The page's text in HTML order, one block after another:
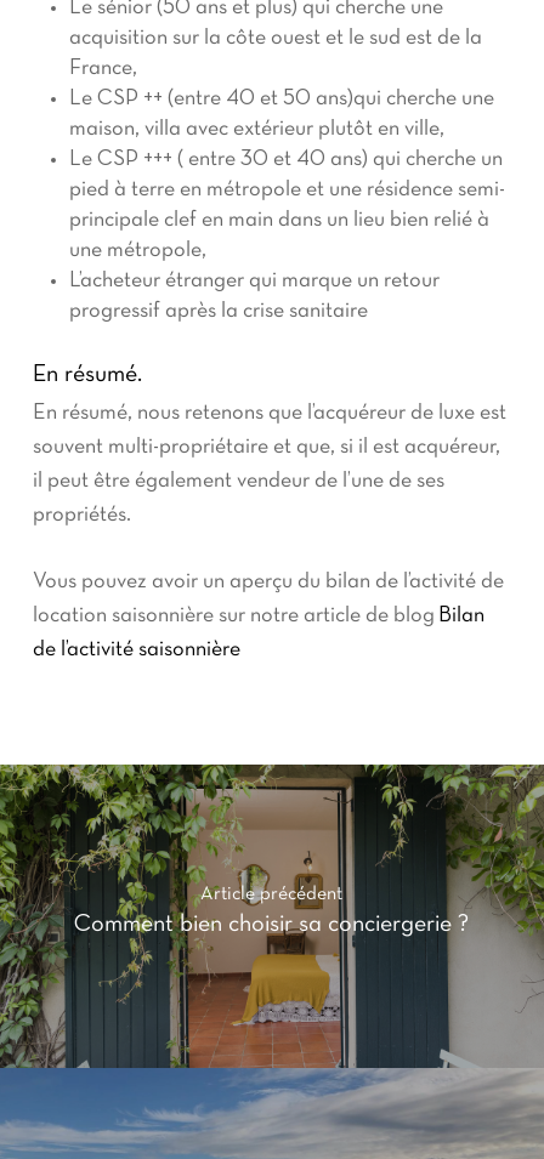
Le sénior (50 ans et plus) qui cherche une
acquisition sur la côte ouest et le sud est de la
France,
Le CSP ++ (entre 40 et 50 ans)qui cherche une
maison, villa avec extérieur plutôt en ville,
Le CSP +++ ( entre 30 et 40 ans) qui cherche un
pied à terre en métropole et une résidence semi-
principale clef en main dans un lieu bien relié à
une métropole,
L’acheteur étranger qui marque un retour
progressif après la crise sanitaire
En résumé.
En résumé, nous retenons que l’acquéreur de luxe est
souvent multi-propriétaire et que, si il est acquéreur,
il peut être également vendeur de l’une de ses
propriétés.
Vous pouvez avoir un aperçu du bilan de l’activité de
location saisonnière sur notre article de blog Bilan
de l’activité saisonnière
Article précédent
Comment bien choisir sa conciergerie ?